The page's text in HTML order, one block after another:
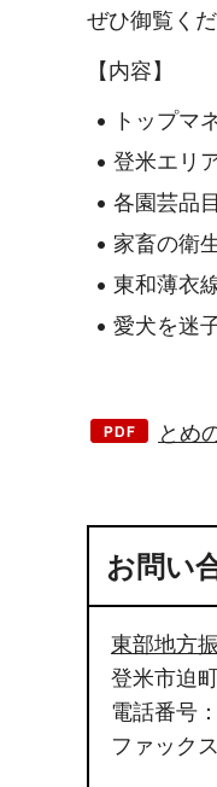
ぜひ御覧くだ
【内容】
トップマ
登米エリ
各園芸品
家畜の衛
東和薄衣
愛犬を迷
とめ
お問い
東部地方
登米市迫
電話番号
ファック